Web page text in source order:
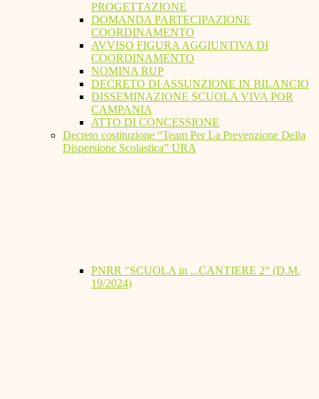
PROGETTAZIONE
DOMANDA PARTECIPAZIONE
COORDINAMENTO
AVVISO FIGURA AGGIUNTIVA DI
COORDINAMENTO
NOMINA RUP
DECRETO DI ASSUNZIONE IN BILANCIO
DISSEMINAZIONE SCUOLA VIVA POR
CAMPANIA
ATTO DI CONCESSIONE
Decreto costituzione “Team Per La Prevenzione Della
Dispersione Scolastica” URA
PNRR "SCUOLA in ...CANTIERE 2" (D.M.
19/2024)